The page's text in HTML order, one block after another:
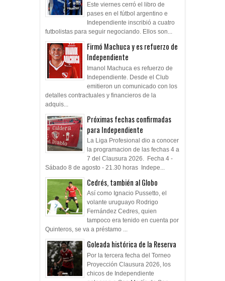
Este viernes cerró el libro de
pases en el fútbol argentino e
Independiente inscribió a cuatro
futbolistas para seguir negociando. Ellos son...
Firmó Machuca y es refuerzo de
Independiente
Imanol Machuca es refuerzo de
Independiente. Desde el Club
emitieron un comunicado con los
detalles contractuales y financieros de la
adquis...
Próximas fechas confirmadas
para Independiente
La Liga Profesional dio a conocer
la programacion de las fechas 4 a
7 del Clausura 2026. Fecha 4 -
Sábado 8 de agosto - 21.30 horas Indepe...
Cedrés, también al Globo
Así como Ignacio Pussetto, el
volante uruguayo Rodrigo
Fernández Cedres, quien
tampoco era tenido en cuenta por
Quinteros, se va a préstamo ...
Goleada histórica de la Reserva
Por la tercera fecha del Torneo
Proyección Clausura 2026, los
chicos de Independiente